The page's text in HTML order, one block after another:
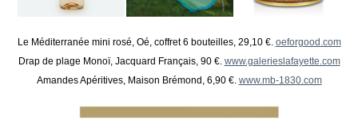
Le Méditerranée mini rosé, Oé, coffret 6 bouteilles, 29,10 €. oeforgood.com
Drap de plage Monoï, Jacquard Français, 90 €. www.galerieslafayette.com
Amandes Apéritives, Maison Brémond, 6,90 €. www.mb-1830.com